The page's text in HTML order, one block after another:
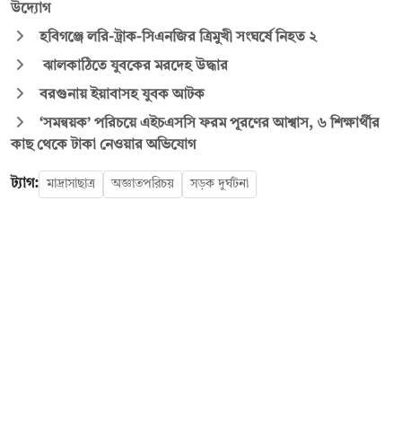
উদ্যোগ
হবিগঞ্জে লরি-ট্রাক-সিএনজির ত্রিমুখী সংঘর্ষে নিহত ২
ঝালকাঠিতে যুবকের মরদেহ উদ্ধার
বরগুনায় ইয়াবাসহ যুবক আটক
‘সমন্বয়ক’ পরিচয়ে এইচএসসি ফরম পূরণের আশ্বাস, ৬ শিক্ষার্থীর
কাছ থেকে টাকা নেওয়ার অভিযোগ
ট্যাগ: মাদ্রাসাছাত্র অজ্ঞাতপরিচয় সড়ক দুর্ঘটনা